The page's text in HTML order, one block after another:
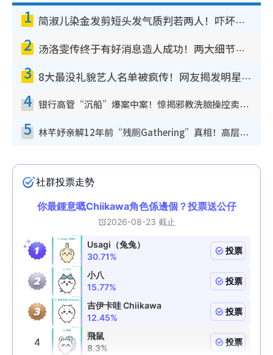
1 简淑儿染金发剪短头发气质判若两人！吓坏老公麦大力都认不出：“你做什么？”
2 汤洛雯传终于有好消息造人成功！两大细节曝孕味极浓引猜测：大肚婆先会咁！
3 8大最没礼貌艺人名单被疯传！网友揭发明星真面目，一致数落这一位是无品天花板？
4 银行高管“沉船”爆案中案！惊揭邪教洗脑操控卖淫被吞600万，幕后黑手讲多错多
5 林芊妤亲解12年前“残厕Gathering”真相！高层解约一句话重创尊严，至今拒返TVB